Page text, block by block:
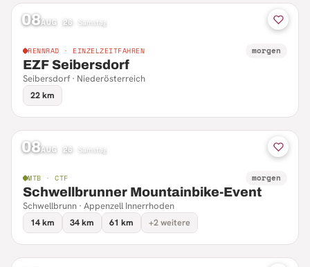
08AUG 26 Samstag
RENNRAD · EINZELZEITFAHREN morgen
EZF Seibersdorf
Seibersdorf · Niederösterreich
22 km
08AUG 26 Samstag
MTB · CTF morgen
Schwellbrunner Mountainbike-Event
Schwellbrunn · Appenzell Innerrhoden
14 km
34 km 61 km +2 weitere